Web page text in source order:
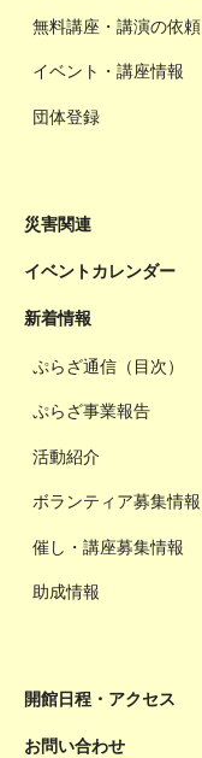
無料講座・講演の依頼
イベント・講座情報
団体登録
災害関連
イベントカレンダー
新着情報
ぷらざ通信（目次）
ぷらざ事業報告
活動紹介
ボランティア募集情報
催し・講座募集情報
助成情報
開館日程・アクセス
お問い合わせ